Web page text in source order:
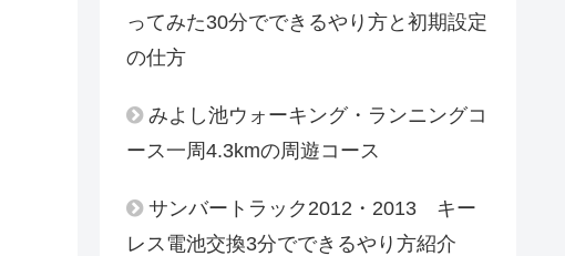
ってみた30分でできるやり方と初期設定
の仕方
みよし池ウォーキング・ランニングコ
ース一周4.3kmの周遊コース
サンバートラック2012・2013 キー
レス電池交換3分でできるやり方紹介